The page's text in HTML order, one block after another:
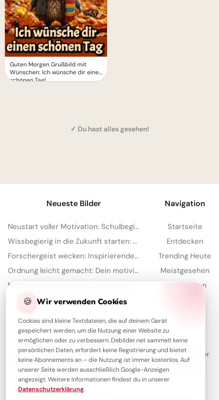
Guten Morgen Grußbild mit
Wünschen: Ich wünsche dir einen
schönen Tag!
✓ Du hast alles gesehen!
🍪 Wir verwenden Cookies
Cookies sind kleine Textdateien, die auf deinem Gerät
gespeichert werden, um die Nutzung einer Website zu
ermöglichen oder zu verbessern. Debilder.net sammelt keine
persönlichen Daten, erfordert keine Registrierung und bietet
keine Abonnements an – die Nutzung ist immer kostenlos. Auf
unserer Seite werden ausschließlich Google-Anzeigen
angezeigt. Weitere Informationen findest du in unserer
Datenschutzerklärung.
Neueste Bilder
Neustart voller Motivation: Schulbeginn inspirieren und auf TikTok verbreiten!
Wissbegierig in die Zukunft starten: Dein 'Lesen bildet' Bild für Snapchat
Forschergeist wecken: Inspirierende Schulstart-Bilder für Facebook
Ordnung leicht gemacht: Dein motivierender Spruch für Instagram zum Schulstart!
Navigation
Startseite
Entdecken
Trending Heute
Meistgesehen
Sammlungen
Über Debilder
Debilder ist deine Plattform für die schönsten Grüße und Bilder
zum Teilen. Entdecke unsere Sammlung und verschenke ein
Lächeln!